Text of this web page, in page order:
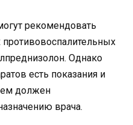
рекомендовать
Однако
есть показания и
должен
врача.